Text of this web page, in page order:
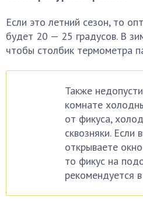
Если это летний сезон, то
будет 20 — 25 градусов. В
чтобы столбик термометра
Также
комнате
от фикуса,
сквозняки. Если
открываете
то фикус на
рекомендуется